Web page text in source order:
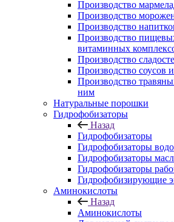
Производство
Производство
Производство
Производство
витаминных
Производство
Производство соусов
Производство
ним
Натуральные порошки
Гидрофобизаторы
Назад
Гидрофобизаторы
Гидрофобизаторы
Гидрофобизаторы
Гидрофобизаторы
Гидрофобизирующие
Аминокислоты
Назад
Аминокислоты